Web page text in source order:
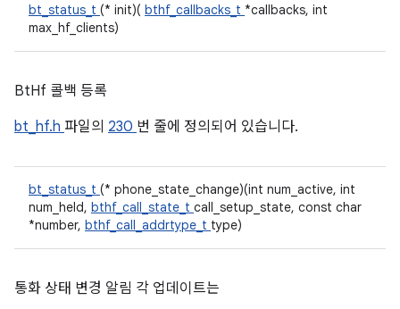
bt_status_t (* init)( bthf_callbacks_t *callbacks, int
max_hf_clients)
BtHf 콜백 등록
bt_hf.h 파일의 230 번 줄에 정의되어 있습니다.
bt_status_t (* phone_state_change)(int num_active, int
num_held, bthf_call_state_t call_setup_state, const char
*number, bthf_call_addrtype_t type)
통화 상태 변경 알림 각 업데이트는